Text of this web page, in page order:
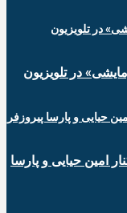
در تلویزیون
امین حیایی و پارسا